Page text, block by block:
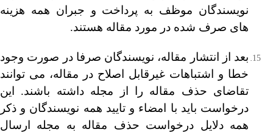
نویسندگان موظف به پرداخت و جبران همه هزینه
های صرف شده در مورد مقاله هستند.
بعد از انتشار مقاله، نویسندگان صرفا در صورت وجود
خطا و اشتباهات غیرقابل اصلاح در مقاله، می توانند
تقاضای حذف مقاله را از مجله داشته باشند. این
درخواست باید با امضاء و تایید همه نویسندگان و ذکر
همه دلایل درخواست حذف مقاله به مجله ارسال